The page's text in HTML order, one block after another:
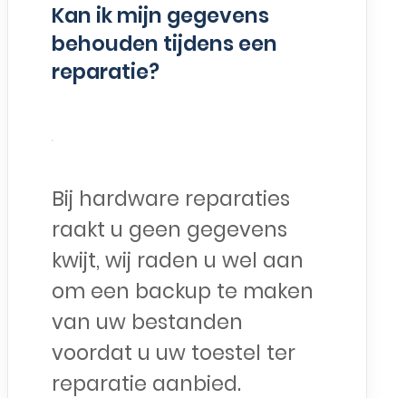
Kan ik mijn gegevens
behouden tijdens een
reparatie?
Bij hardware reparaties
raakt u geen gegevens
kwijt, wij raden u wel aan
om een backup te maken
van uw bestanden
voordat u uw toestel ter
reparatie aanbied.